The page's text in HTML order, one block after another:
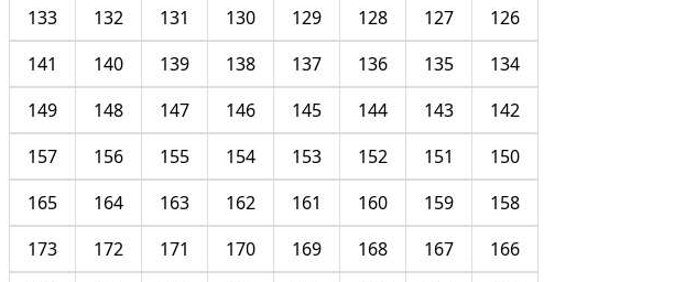
126
127
128
129
130
131
132
133
134
135
136
137
138
139
140
141
142
143
144
145
146
147
148
149
150
151
152
153
154
155
156
157
158
159
160
161
162
163
164
165
166
167
168
169
170
171
172
173